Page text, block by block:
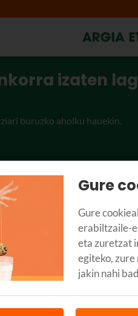
izaten
buruzko aholku hauekin.
Gure
Gure
erabiltzaile-
eta zuretzat
egiteko,
jakin nahi